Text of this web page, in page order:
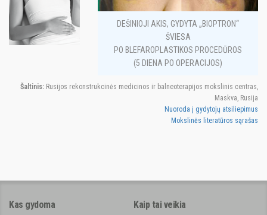
DEŠINIOJI AKIS, GYDYTA „BIOPTRON“
ŠVIESA
PO BLEFAROPLASTIKOS PROCEDŪROS
(5 DIENA PO OPERACIJOS)
Šaltinis: Rusijos rekonstrukcinės medicinos ir balneoterapijos mokslinis centras,
Maskva, Rusija
Nuoroda į gydytojų atsiliepimus
Mokslinės literatūros sąrašas
Kas gydoma Kaip tai veikia